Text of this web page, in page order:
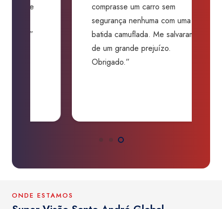
comprasse um carro sem
segurança nenhuma com uma
batida camuflada. Me salvaram
de um grande prejuízo.
Obrigado.”
ONDE ESTAMOS